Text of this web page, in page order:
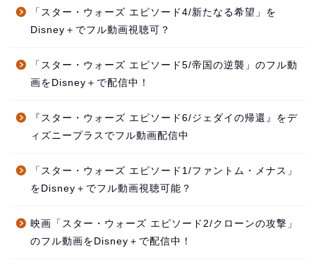
「スター・ウォーズ エピソード4/新たなる希望」を
Disney＋でフル動画視聴可？
「スター・ウォーズ エピソード5/帝国の逆襲」のフル動
画をDisney＋で配信中！
『スター・ウォーズ エピソード6/ジェダイの帰還』をデ
ィズニープラスでフル動画配信中
「スター・ウォーズ エピソード1/ファントム・メナス」
をDisney＋でフル動画視聴可能？
映画「スター・ウォーズ エピソード2/クローンの攻撃」
のフル動画をDisney＋で配信中！